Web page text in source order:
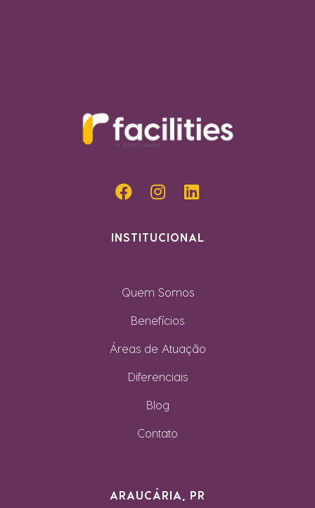
INSTITUCIONAL
Quem Somos
Benefícios
Áreas de Atuação
Diferenciais
Blog
Contato
ARAUCÁRIA, PR